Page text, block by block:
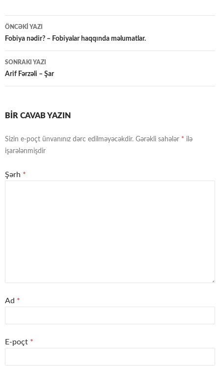
Yazılar
üzrə
naviqasiya
ÖNCƏKI YAZI
Fobiya nədir? – Fobiyalar haqqında məlumatlar.
SONRAKI YAZI
Arif Fərzəli – Şar
BIR CAVAB YAZIN
Sizin e-poçt ünvanınız dərc edilməyəcəkdir. Gərəkli sahələr * ilə
işarələnmişdir
Şərh *
Ad *
E-poçt *